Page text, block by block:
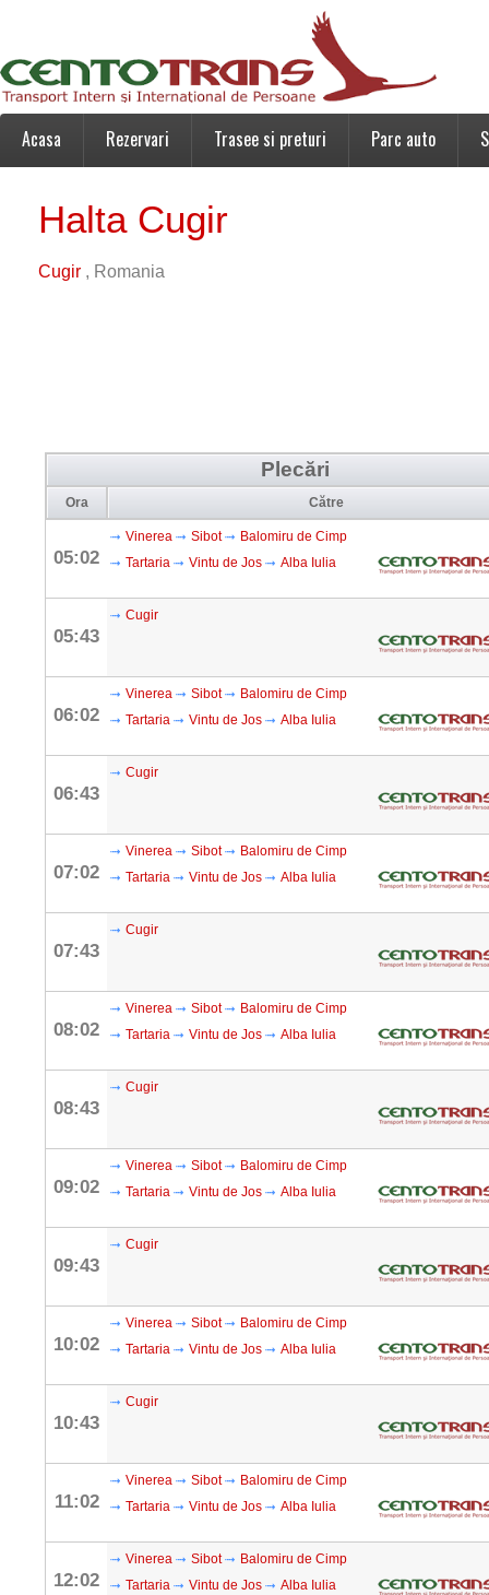
Acasa Rezervari Trasee si preturi Parc auto
Halta Cugir
Cugir , Romania
Plecări
Ora Către
05:02
Vinerea Sibot
Balomiru de Cimp
Tartaria
Vintu de Jos Alba Iulia
05:43
Cugir
06:02
Vinerea Sibot
Balomiru de Cimp
Tartaria
Vintu de Jos Alba Iulia
06:43
Cugir
07:02
Vinerea Sibot
Balomiru de Cimp
Tartaria
Vintu de Jos Alba Iulia
07:43
Cugir
08:02
Vinerea Sibot
Balomiru de Cimp
Tartaria
Vintu de Jos Alba Iulia
08:43
Cugir
09:02
Vinerea Sibot
Balomiru de Cimp
Tartaria
Vintu de Jos Alba Iulia
09:43
Cugir
10:02
Vinerea Sibot
Balomiru de Cimp
Tartaria
Vintu de Jos Alba Iulia
10:43
Cugir
11:02
Vinerea Sibot
Balomiru de Cimp
Tartaria
Vintu de Jos Alba Iulia
12:02
Vinerea Sibot
Balomiru de Cimp
Tartaria
Vintu de Jos Alba Iulia